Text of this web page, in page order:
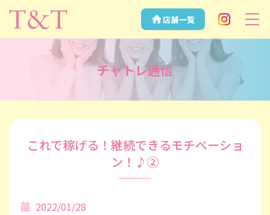
安全性NO.1
の大阪チャッ
T&T
店舗一覧
Instagram
チャトレ通信
これで稼げる！継続できるモチベーショ
ン！♪②
2022/01/28